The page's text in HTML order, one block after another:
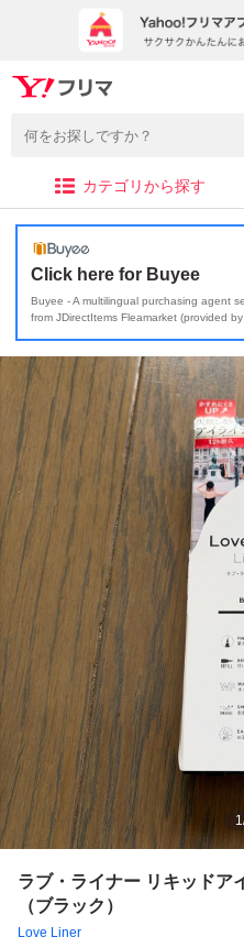
カテゴリから探す
Click here for Buyee
Buyee - A multilingual purchasing agent
from JDirectItems Fleamarket (provided
1
ラブ・ライナー リキッドア
（ブラック）
Love Liner